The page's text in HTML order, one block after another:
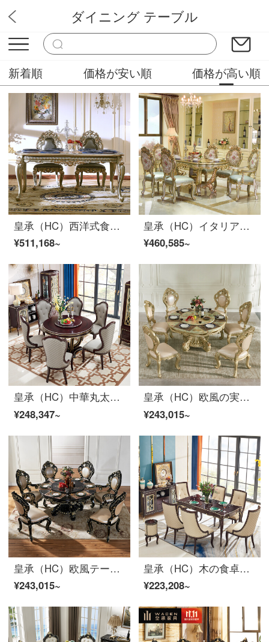
華やか家具
ダイニング テーブル
新着順 価格が安い順 価格が高い順
皇承（HC）西洋式食卓豪華長餐台はテーブルを使って花面のテーブルをつづり合わせます。会議台875シャンパンの金/花模様の長い食卓をつづり合わせます。
¥511,168~
皇承（HC）イタリアの豪華なテーブルです。欧風のテーブルとテーブルの組み合わせは花のレストラン家具です。フィレンツェの豪華テーブル859 1テーブルに6つのテーブルがあります。
¥460,585~
皇承（HC）中華丸太テーブルサイズの各部屋型の食事椅子セットT 8テーブルに6つの食事椅子を配合しています。
¥248,347~
皇承（HC）欧風の実木大理石の丸い食卓の小さな部屋型の別荘の食事台は回転盤の886テーブルの6つの食事の椅子を持ちます。
¥243,015~
皇承（HC）欧風テーブル大理石の木製家具の小さな部屋型テーブルとテーブルの組み合わせ886テーブル6テーブル6椅子
¥243,015~
皇承（HC）木の食卓の軽い贅沢な長方形の食事テーブルとテーブルと椅子の組み合わせT 18テーブルに6つの食事と椅子があります。
¥223,208~